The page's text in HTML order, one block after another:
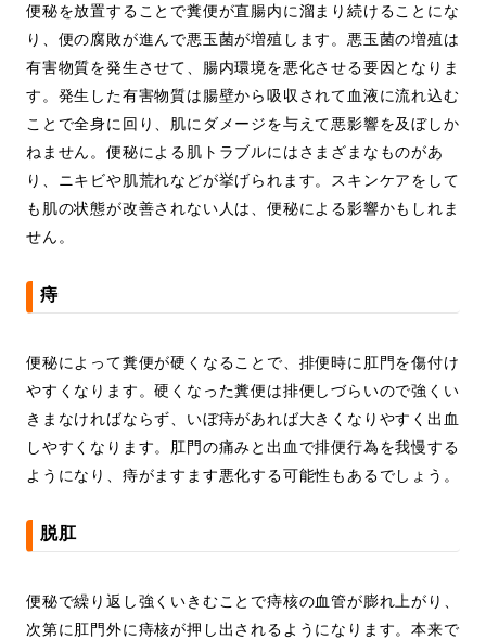
便秘を放置することで糞便が直腸内に溜まり続けることにな
り、便の腐敗が進んで悪玉菌が増殖します。悪玉菌の増殖は
有害物質を発生させて、腸内環境を悪化させる要因となりま
す。発生した有害物質は腸壁から吸収されて血液に流れ込む
ことで全身に回り、肌にダメージを与えて悪影響を及ぼしか
ねません。便秘による肌トラブルにはさまざまなものがあ
り、ニキビや肌荒れなどが挙げられます。スキンケアをして
も肌の状態が改善されない人は、便秘による影響かもしれま
せん。
痔
便秘によって糞便が硬くなることで、排便時に肛門を傷付け
やすくなります。硬くなった糞便は排便しづらいので強くい
きまなければならず、いぼ痔があれば大きくなりやすく出血
しやすくなります。肛門の痛みと出血で排便行為を我慢する
ようになり、痔がますます悪化する可能性もあるでしょう。
脱肛
便秘で繰り返し強くいきむことで痔核の血管が膨れ上がり、
次第に肛門外に痔核が押し出されるようになります。本来で